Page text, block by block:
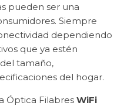
pueden ser una
Siempre
dependiendo
que ya estén
tamaño,
del hogar.
Óptica Filabres WiFi